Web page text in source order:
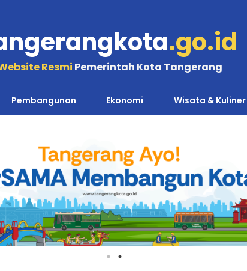
.go.id
Resmi Pemerintah Kota Tangerang
Pembangunan Ekonomi Wisata & Kuliner